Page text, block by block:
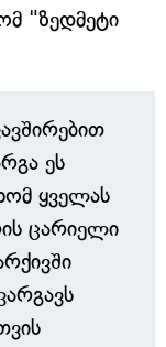
"ზედმეტი
ეს
ყველას
ცარიელი